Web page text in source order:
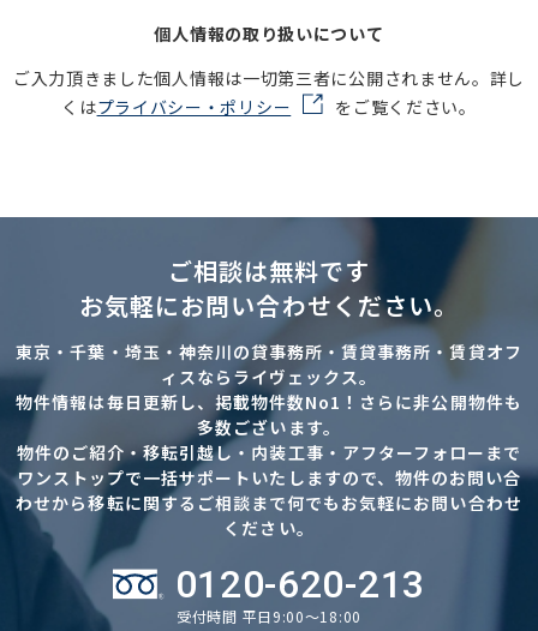
個人情報の取り扱いについて
ご入力頂きました個人情報は一切第三者に公開されません。詳し
くはプライバシー・ポリシー をご覧ください。
ご相談は無料です
お気軽にお問い合わせください。
東京・千葉・埼玉・神奈川の貸事務所・賃貸事務所・賃貸オフ
ィスならライヴェックス。
物件情報は毎日更新し、掲載物件数No1！さらに非公開物件も
多数ございます。
物件のご紹介・移転引越し・内装工事・アフターフォローまで
ワンストップで一括サポートいたしますので、物件のお問い合
わせから移転に関するご相談まで何でもお気軽にお問い合わせ
ください。
0120-620-213
受付時間 平日9:00～18:00